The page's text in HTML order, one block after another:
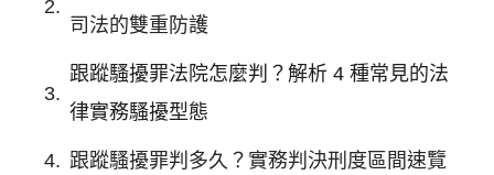
司法的雙重防護
跟蹤騷擾罪法院怎麼判？解析 4 種常見的法
律實務騷擾型態
跟蹤騷擾罪判多久？實務判決刑度區間速覽